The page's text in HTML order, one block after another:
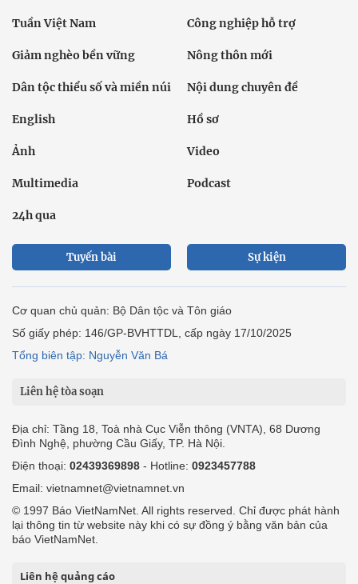
Tuần Việt Nam Công nghiệp hỗ trợ
Giảm nghèo bền vững Nông thôn mới
Dân tộc thiểu số và miền núi Nội dung chuyên đề
English Hồ sơ
Ảnh Video
Multimedia Podcast
24h qua
Tuyến bài Sự kiện
Cơ quan chủ quản: Bộ Dân tộc và Tôn giáo
Số giấy phép: 146/GP-BVHTTDL, cấp ngày 17/10/2025
Tổng biên tập: Nguyễn Văn Bá
Liên hệ tòa soạn
Địa chỉ: Tầng 18, Toà nhà Cục Viễn thông (VNTA), 68 Dương
Đình Nghệ, phường Cầu Giấy, TP. Hà Nội.
Điện thoại: 02439369898 - Hotline: 0923457788
Email: vietnamnet@vietnamnet.vn
© 1997 Báo VietNamNet. All rights reserved. Chỉ được phát hành
lại thông tin từ website này khi có sự đồng ý bằng văn bản của
báo VietNamNet.
Liên hệ quảng cáo